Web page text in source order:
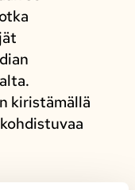
kiristämällä